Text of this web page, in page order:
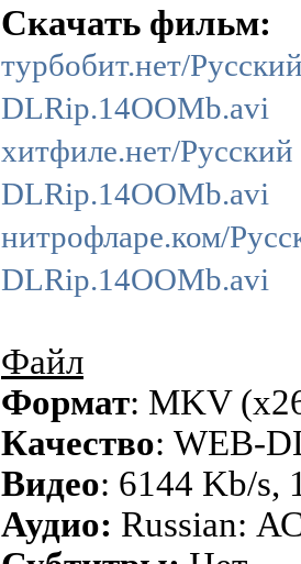
Скачать фильм:
турбобит.нет/
DLRip.14OOMb.avi
хитфиле.нет/
DLRip.14OOMb.avi
нитрофларе.ком/
DLRip.14OOMb.avi
Файл
Формат: MKV
Качество: WEB-
Видео: 6144 Kb/s,
Аудио: Russian: